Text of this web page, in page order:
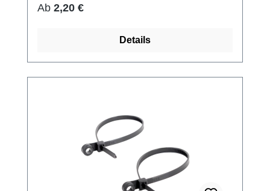
Regulärer Preis:
Ab 2,20 €
Details